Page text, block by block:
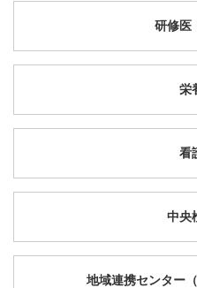
研修医
栄
看
中央
地域連携センター